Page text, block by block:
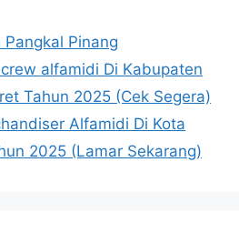
Pinang
alfamidi Di Kabupaten
Tahun 2025 (Cek Segera)
Alfamidi Di Kota
2025 (Lamar Sekarang)